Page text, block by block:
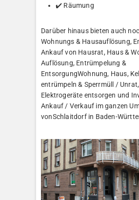
✔️ Räumung
Darüber hinaus bieten auch
Wohnungs & Hausauflösung,
Ankauf von Hausrat, Haus &
Auflösung, Entrümpelung &
EntsorgungWohnung, Haus,
entrümpeln & Sperrmüll / Unrat,
Elektrogeräte entsorgen und
Ankauf / Verkauf im ganzen
vonSchlaitdorf in Baden-